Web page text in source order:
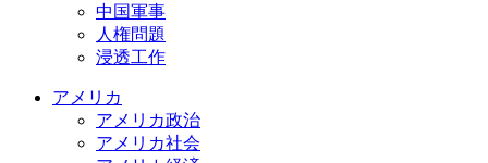
中国軍事
人権問題
浸透工作
アメリカ
アメリカ政治
アメリカ社会